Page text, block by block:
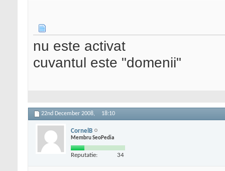
nu este activat
cuvantul este "domenii"
22nd December 2008, 18:10
CornelB
Membru SeoPedia
Reputatie: 34